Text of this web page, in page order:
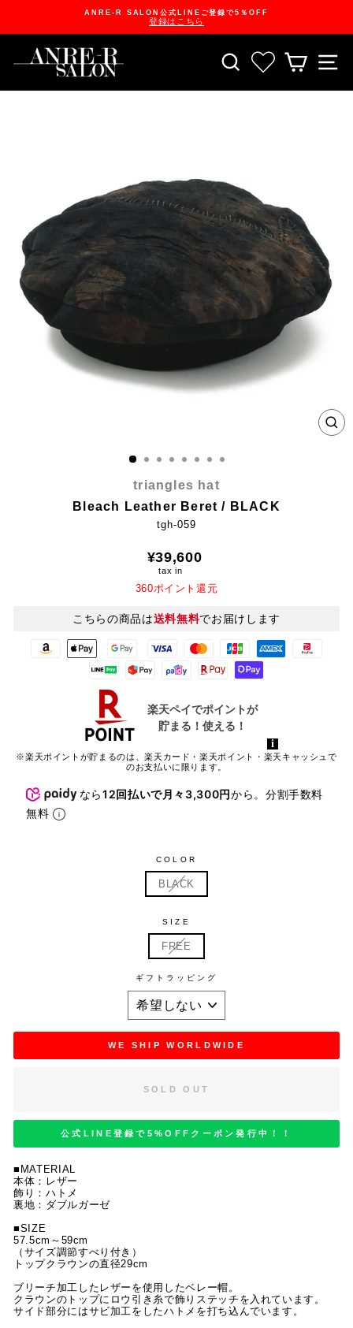
ANRE-R SALON公式LINEご登録で5％OFF
登録はこちら
SEARCHお気に入り一
CART
triangles hat
Bleach Leather Beret / BLACK
tgh-059
Regular
price
¥39,600
tax in
360ポイント還元
こちらの商品は送料無料でお届けします
※楽天ポイントが貯まるのは、楽天カード・楽天ポイント・楽天キャッシュで
のお支払いに限ります。
なら12回払いで月々3,300円から。分割手数料
無料
COLOR
BLACK
SIZE
FREE
ギフトラッピング
WE SHIP WORLDWIDE
SOLD OUT
公式LINE登録で5%OFFクーポン発行中！！
■MATERIAL
本体：レザー
飾り：ハトメ
裏地：ダブルガーゼ
■SIZE
57.5cm～59cm
（サイズ調節すべり付き）
トップクラウンの直径29cm
ブリーチ加工したレザーを使用したベレー帽。
クラウンのトップにロウ引き糸で飾りステッチを入れています。
サイド部分にはサビ加工をしたハトメを打ち込んでいます。